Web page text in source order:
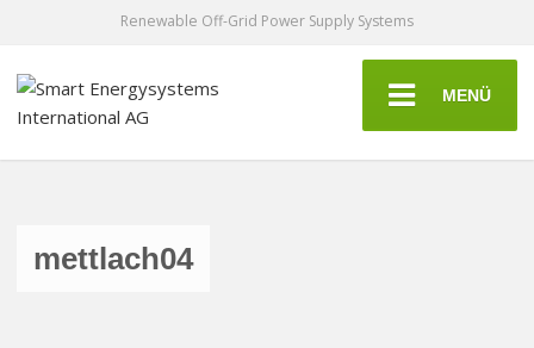
Renewable Off-Grid Power Supply Systems
MENÜ
mettlach04